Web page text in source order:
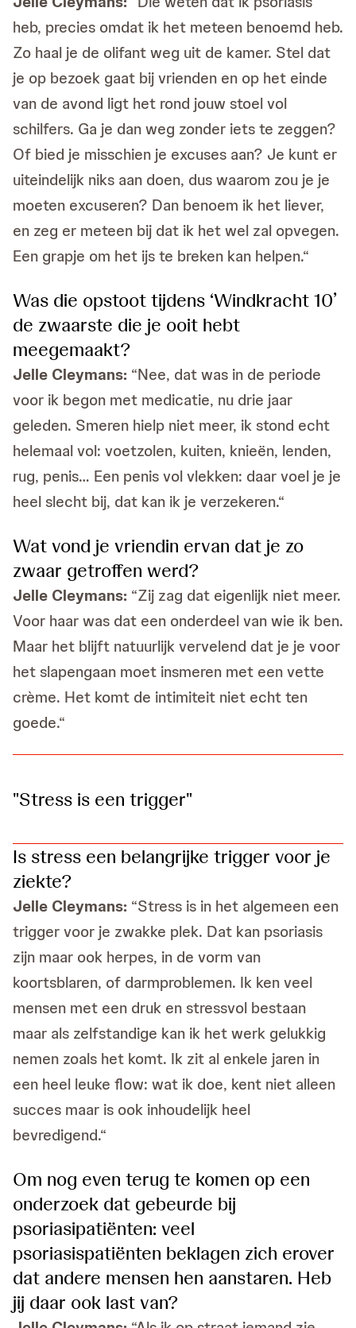
heb, precies omdat ik het meteen benoemd heb.
Zo haal je de olifant weg uit de kamer. Stel dat
je op bezoek gaat bij vrienden en op het einde
van de avond ligt het rond jouw stoel vol
schilfers. Ga je dan weg zonder iets te zeggen?
Of bied je misschien je excuses aan? Je kunt er
uiteindelijk niks aan doen, dus waarom zou je je
moeten excuseren? Dan benoem ik het liever,
en zeg er meteen bij dat ik het wel zal opvegen.
Een grapje om het ijs te breken kan helpen.“
Was die opstoot tijdens ‘Windkracht 10’
de zwaarste die je ooit hebt
meegemaakt?
Jelle Cleymans: “Nee, dat was in de periode
voor ik begon met medicatie, nu drie jaar
geleden. Smeren hielp niet meer, ik stond echt
helemaal vol: voetzolen, kuiten, knieën, lenden,
rug, penis… Een penis vol vlekken: daar voel je je
heel slecht bij, dat kan ik je verzekeren.“
Wat vond je vriendin ervan dat je zo
zwaar getroffen werd?
Jelle Cleymans: “Zij zag dat eigenlijk niet meer.
Voor haar was dat een onderdeel van wie ik ben.
Maar het blijft natuurlijk vervelend dat je je voor
het slapengaan moet insmeren met een vette
crème. Het komt de intimiteit niet echt ten
goede.“
"Stress is een trigger"
Is stress een belangrijke trigger voor je
ziekte?
Jelle Cleymans: “Stress is in het algemeen een
trigger voor je zwakke plek. Dat kan psoriasis
zijn maar ook herpes, in de vorm van
koortsblaren, of darmproblemen. Ik ken veel
mensen met een druk en stressvol bestaan
maar als zelfstandige kan ik het werk gelukkig
nemen zoals het komt. Ik zit al enkele jaren in
een heel leuke flow: wat ik doe, kent niet alleen
succes maar is ook inhoudelijk heel
bevredigend.“
Om nog even terug te komen op een
onderzoek dat gebeurde bij
psoriasipatiënten: veel
psoriasispatiënten beklagen zich erover
dat andere mensen hen aanstaren. Heb
jij daar ook last van?